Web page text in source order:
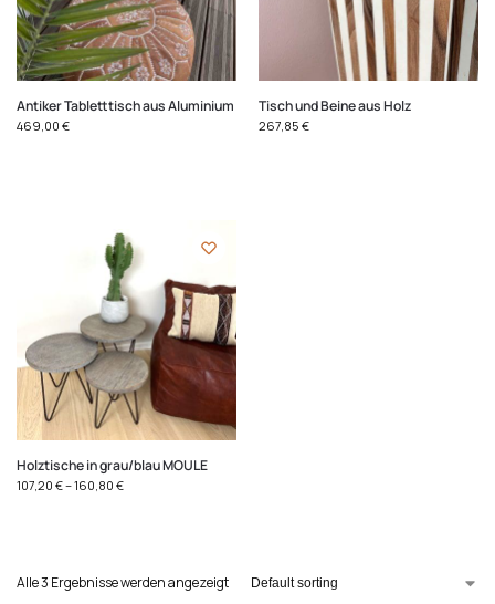
Antiker Tabletttisch aus Aluminium
469,00 €
Tisch und Beine aus Holz
267,85 €
Holztische in grau/blau MOULE
107,20 €–160,80 €
Alle 3 Ergebnisse werden angezeigt